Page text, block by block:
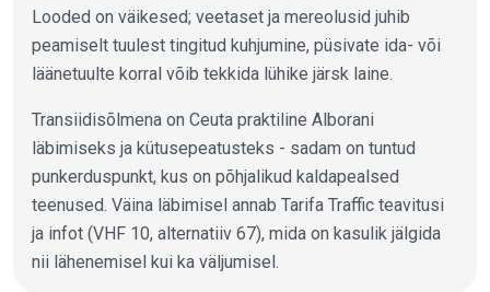
Looded on väikesed; veetaset ja mereolusid juhib
peamiselt tuulest tingitud kuhjumine, püsivate ida- või
läänetuulte korral võib tekkida lühike järsk laine.
Transiidisõlmena on Ceuta praktiline Alborani
läbimiseks ja kütusepeatusteks - sadam on tuntud
punkerduspunkt, kus on põhjalikud kaldapealsed
teenused. Väina läbimisel annab Tarifa Traffic teavitusi
ja infot (VHF 10, alternatiiv 67), mida on kasulik jälgida
nii lähenemisel kui ka väljumisel.